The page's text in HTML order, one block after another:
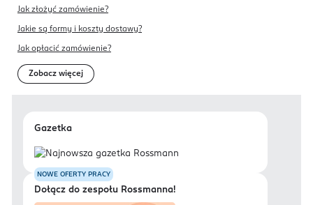
Jak złożyć zamówienie?
Jakie są formy i koszty dostawy?
Jak opłacić zamówienie?
Zobacz więcej
Gazetka
NOWE OFERTY PRACY
Dołącz do zespołu Rossmanna!